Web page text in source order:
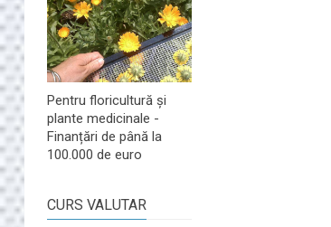
Pentru floricultură și
plante medicinale -
Finanțări de până la
100.000 de euro
CURS VALUTAR